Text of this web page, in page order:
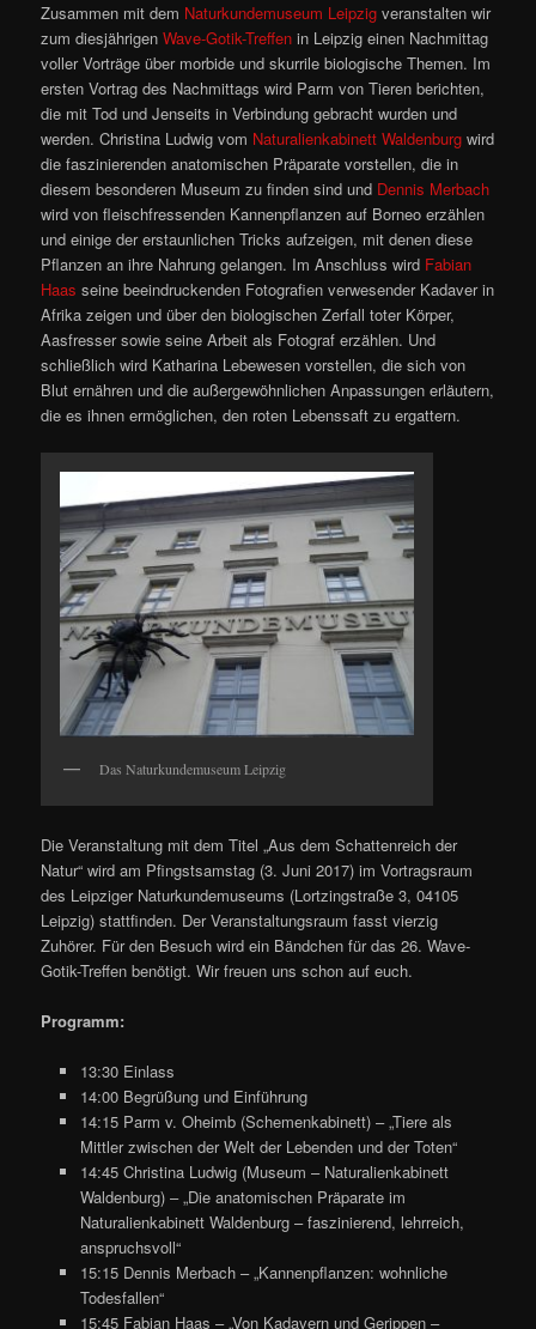
Zusammen mit dem Naturkundemuseum Leipzig veranstalten wir
zum diesjährigenWave-Gotik-Treffen in Leipzig einen Nachmittag
voller Vorträge über morbide und skurrile biologische Themen. Im
ersten Vortrag des Nachmittags wird Parm von Tieren berichten,
die mit Tod und Jenseits in Verbindung gebracht wurden und
werden. Christina Ludwig vom Naturalienkabinett Waldenburg wird
die faszinierenden anatomischen Präparate vorstellen, die in
diesem besonderen Museum zu finden sind und Dennis Merbach
wird von fleischfressenden Kannenpflanzen auf Borneo erzählen
und einige der erstaunlichen Tricks aufzeigen, mit denen diese
Pflanzen an ihre Nahrung gelangen. Im Anschluss wird Fabian
Haas seine beeindruckenden Fotografien verwesender Kadaver in
Afrika zeigen und über den biologischen Zerfall toter Körper,
Aasfresser sowie seine Arbeit als Fotograf erzählen. Und
schließlich wird Katharina Lebewesen vorstellen, die sich von
Blut ernähren und die außergewöhnlichen Anpassungen erläutern,
die es ihnen ermöglichen, den roten Lebenssaft zu ergattern.
Das Naturkundemuseum Leipzig
Die Veranstaltung mit dem Titel „Aus dem Schattenreich der
Natur“ wird am Pfingstsamstag (3. Juni 2017) im Vortragsraum
des Leipziger Naturkundemuseums (Lortzingstraße 3, 04105
Leipzig) stattfinden. Der Veranstaltungsraum fasst vierzig
Zuhörer. Für den Besuch wird ein Bändchen für das 26. Wave-
Gotik-Treffen benötigt. Wir freuen uns schon auf euch.
Programm:
13:30 Einlass
14:00 Begrüßung und Einführung
14:15 Parm v. Oheimb (Schemenkabinett) – „Tiere als
Mittler zwischen der Welt der Lebenden und der Toten“
14:45 Christina Ludwig (Museum – Naturalienkabinett
Waldenburg) – „Die anatomischen Präparate im
Naturalienkabinett Waldenburg – faszinierend, lehrreich,
anspruchsvoll“
15:15 Dennis Merbach – „Kannenpflanzen: wohnliche
Todesfallen“
15:45 Fabian Haas – „Von Kadavern und Gerippen –